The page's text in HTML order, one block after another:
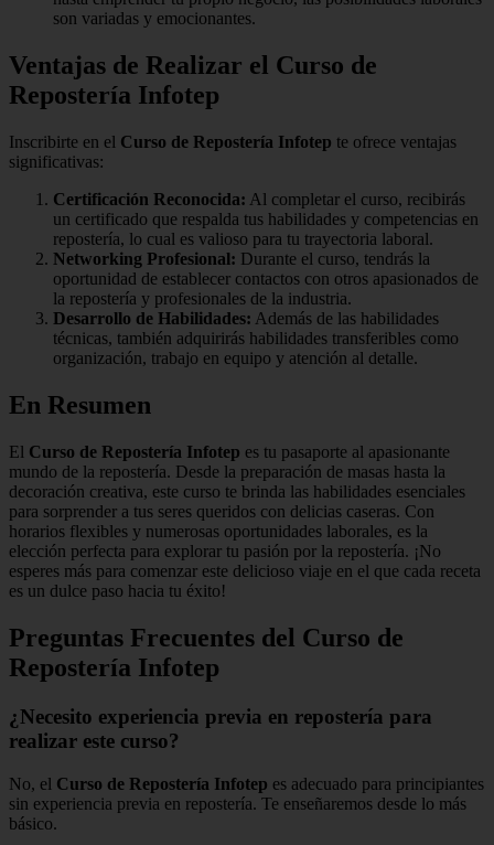
son variadas y emocionantes.
Ventajas de Realizar el Curso de
Repostería Infotep
Inscribirte en el Curso de Repostería Infotep te ofrece ventajas
significativas:
Certificación Reconocida: Al completar el curso, recibirás
un certificado que respalda tus habilidades y competencias en
repostería, lo cual es valioso para tu trayectoria laboral.
Networking Profesional: Durante el curso, tendrás la
oportunidad de establecer contactos con otros apasionados de
la repostería y profesionales de la industria.
Desarrollo de Habilidades: Además de las habilidades
técnicas, también adquirirás habilidades transferibles como
organización, trabajo en equipo y atención al detalle.
En Resumen
El Curso de Repostería Infotep es tu pasaporte al apasionante
mundo de la repostería. Desde la preparación de masas hasta la
decoración creativa, este curso te brinda las habilidades esenciales
para sorprender a tus seres queridos con delicias caseras. Con
horarios flexibles y numerosas oportunidades laborales, es la
elección perfecta para explorar tu pasión por la repostería. ¡No
esperes más para comenzar este delicioso viaje en el que cada receta
es un dulce paso hacia tu éxito!
Preguntas Frecuentes del Curso de
Repostería Infotep
¿Necesito experiencia previa en repostería para
realizar este curso?
No, el Curso de Repostería Infotep es adecuado para principiantes
sin experiencia previa en repostería. Te enseñaremos desde lo más
básico.